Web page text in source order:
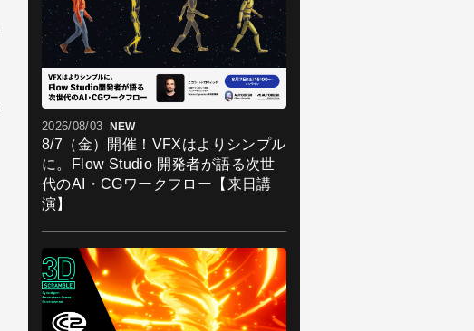
2026/08/03 NEW
8/7（金）開催！VFXはよりシンプル
に。Flow Studio 開発者が語る次世
代のAI・CGワークフロー【来日講
演】